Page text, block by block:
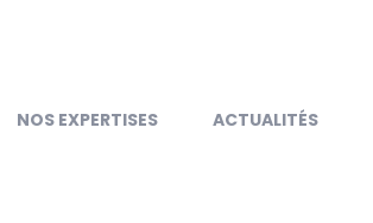
NOS EXPERTISES ACTUALITÉS